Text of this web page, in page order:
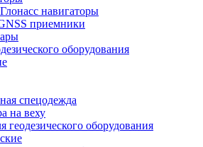
навигаторы
приемники
оборудования
спецодежда
на веху
геодезического оборудования